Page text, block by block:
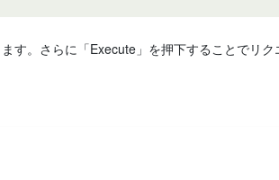
。さらに「Execute」を押下することでリク